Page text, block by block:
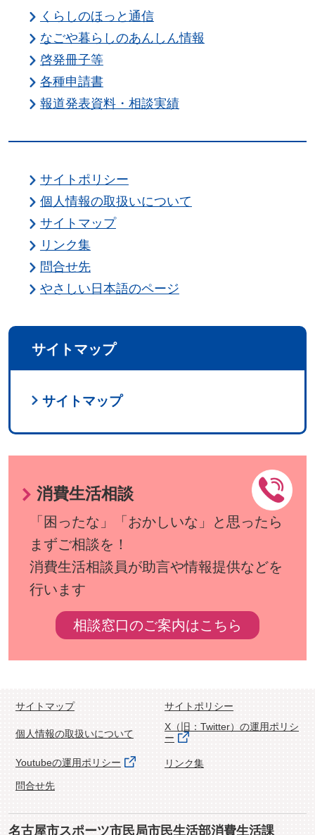
くらしのほっと通信
なごや暮らしのあんしん情報
啓発冊子等
各種申請書
報道発表資料・相談実績
サイトポリシー
個人情報の取扱いについて
サイトマップ
リンク集
問合せ先
やさしい日本語のページ
サイトマップ
サイトマップ
消費生活相談
「困ったな」「おかしいな」と思ったら
まずご相談を！
消費生活相談員が助言や情報提供などを
行います
相談窓口のご案内はこちら
サイトマップ サイトポリシー
個人情報の取扱いについて
X（旧：Twitter）の運用ポリシ
ー
Youtubeの運用ポリシー
リンク集
問合せ先
名古屋市スポーツ市民局市民生活部消費生活課